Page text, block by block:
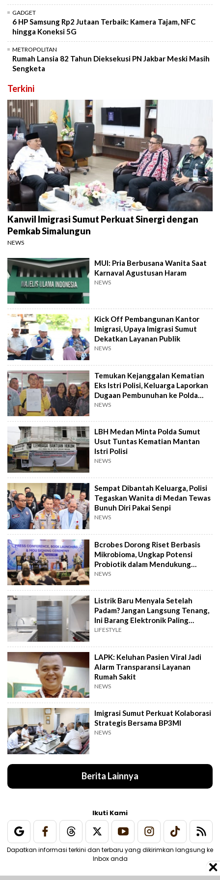
GADGET
6 HP Samsung Rp2 Jutaan Terbaik: Kamera Tajam, NFC
hingga Koneksi 5G
METROPOLITAN
Rumah Lansia 82 Tahun Dieksekusi PN Jakbar Meski Masih
Sengketa
Terkini
Kanwil Imigrasi Sumut Perkuat Sinergi dengan
Pemkab Simalungun
NEWS
MUI: Pria Berbusana Wanita Saat
Karnaval Agustusan Haram
NEWS
Kick Off Pembangunan Kantor
Imigrasi, Upaya Imigrasi Sumut
Dekatkan Layanan Publik
NEWS
Temukan Kejanggalan Kematian
Eks Istri Polisi, Keluarga Laporkan
Dugaan Pembunuhan ke Polda
Sumut
NEWS
LBH Medan Minta Polda Sumut
Usut Tuntas Kematian Mantan
Istri Polisi
NEWS
Sempat Dibantah Keluarga, Polisi
Tegaskan Wanita di Medan Tewas
Bunuh Diri Pakai Senpi
NEWS
Bcrobes Dorong Riset Berbasis
Mikrobioma, Ungkap Potensi
Probiotik dalam Mendukung
Terapi Jerawat
NEWS
Listrik Baru Menyala Setelah
Padam? Jangan Langsung Tenang,
Ini Barang Elektronik Paling
Rawan Rusak
LIFESTYLE
LAPK: Keluhan Pasien Viral Jadi
Alarm Transparansi Layanan
Rumah Sakit
NEWS
Imigrasi Sumut Perkuat Kolaborasi
Strategis Bersama BP3MI
NEWS
Berita Lainnya
Ikuti Kami
Dapatkan informasi terkini dan terbaru yang dikirimkan langsung ke
Inbox anda